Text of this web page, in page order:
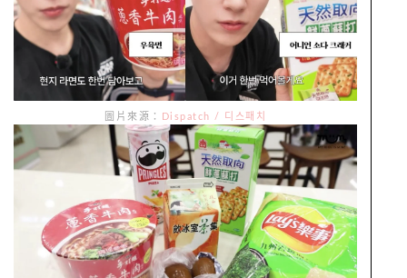
圖片來源： Dispatch / 디스패치